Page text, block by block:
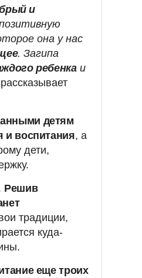
и
она у нас
. Загипа
ребенкаи
детям
и воспитания, а
дети,
Решив
традиции,
куда-
еще троих